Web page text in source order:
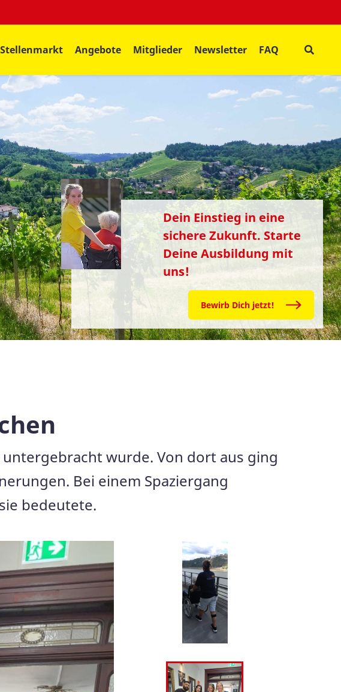
Stellenmarkt Angebote Mitglieder Newsletter FAQ
Dein Einstieg in eine
sichere Zukunft. Starte
Deine Ausbildung mit
uns!
Bewirb Dich jetzt!
wurde. Von dort aus ging
Bei einem Spaziergang
bedeutete.